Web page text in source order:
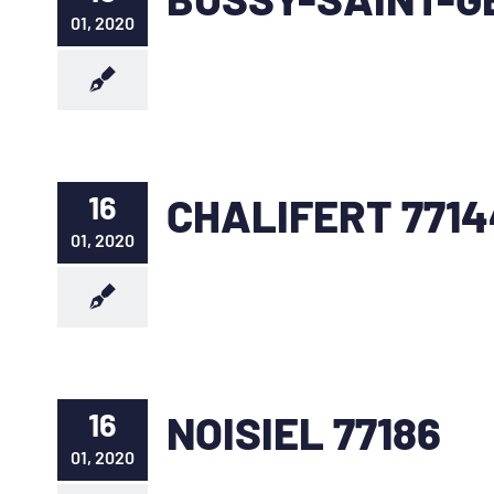
01, 2020
16
01, 2020 CHALIFERT
16
01, 2020 NOISIEL 77186